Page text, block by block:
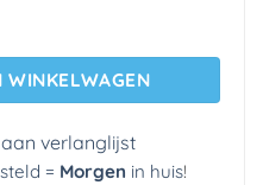
WINKELWAGEN
verlanglijst
= Morgen in huis!